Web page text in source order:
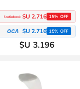
$U 2.716 15% OFF
$U 2.716 15% OFF
$U 3.196